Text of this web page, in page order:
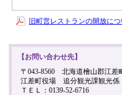
旧町営レストランの開放に
【お問い合わせ先】
〒043-8560 北海道檜山郡江差
江差町役場 追分観光課観光係
ＴＥＬ：0139-52-6716